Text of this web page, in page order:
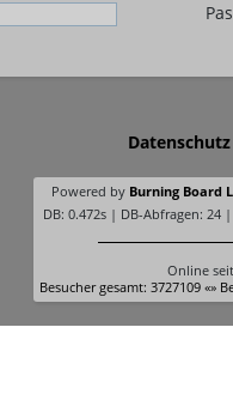
Datenschutz
Powered by Burning Board
DB: 0.472s | DB-Abfragen: 24
Online
Besucher gesamt: 3727109 «»